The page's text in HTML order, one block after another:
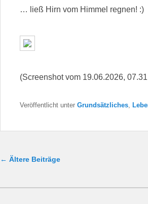
… ließ Hirn vom Himmel regnen! :)
(Screenshot vom 19.06.2026,
Veröffentlicht unter Grundsätzliches
Beitragsnavigation
← Ältere Beiträge